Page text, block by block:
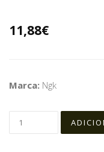
11,88€
Marca: Ngk